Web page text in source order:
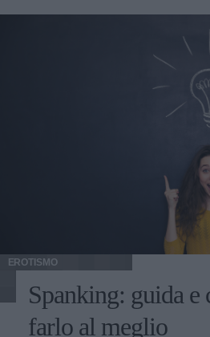
EROTISMO
Spanking: guida e
farlo al meglio